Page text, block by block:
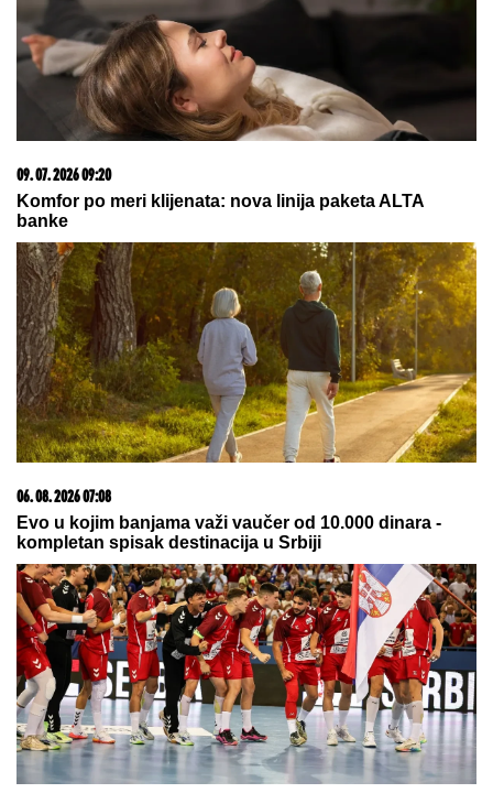
"NJU TREBA LEČITI"
pomirenja Miljane i Zole: Pokazala kakve poruke
dobija i otkrila sve o njihovom odnosu
Snimak MUSLIMANSKOG PARA NA
PLAŽI podelio internet: Buknula
žestoka rasprava o slobodi i veri jer
je ŽENA POTPUNO POKRIVENA:
"On šeta golog stomaka, dok ona ne
može da diše"